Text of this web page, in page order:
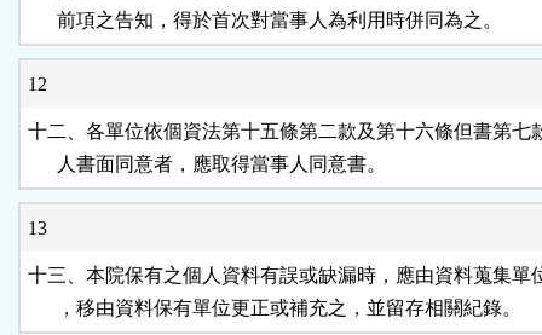
      前項之告知，得於首次對當事人為利用時併同為之。
12
十二、各單位依個資法第十五條第二款及第十六條但書第七
      人書面同意者，應取得當事人同意書。
13
十三、本院保有之個人資料有誤或缺漏時，應由資料蒐集單
      ，移由資料保有單位更正或補充之，並留存相關紀錄。